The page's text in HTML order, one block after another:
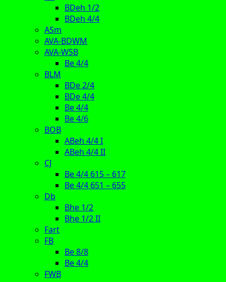
BDeh 1/2
BDeh 4/4
ASm
AVA-BDWM
AVA-WSB
Be 4/4
BLM
BDe 2/4
BDe 4/4
Be 4/4
Be 4/6
BOB
ABeh 4/4 I
ABeh 4/4 II
CJ
Be 4/4 615 – 617
Be 4/4 651 – 655
Db
Bhe 1/2
Bhe 1/2 II
Fart
FB
Be 8/8
Be 4/4
FWB